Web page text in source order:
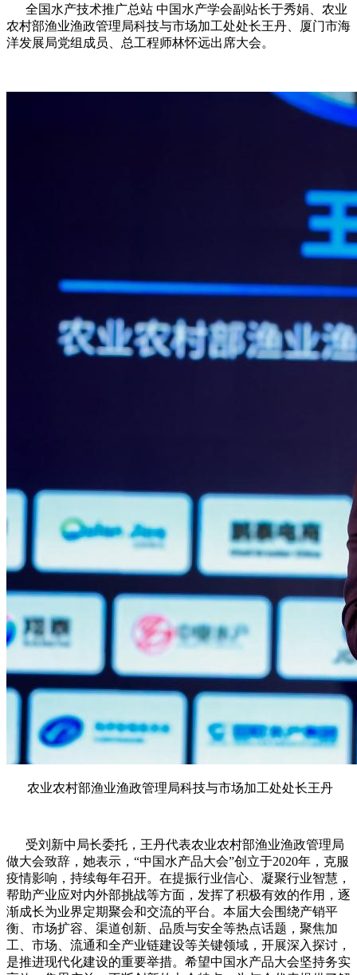
全国水产技术推广总站 中国水产学会副站长于秀娟、农业
农村部渔业渔政管理局科技与市场加工处处长王丹、厦门市海
洋发展局党组成员、总工程师林怀远出席大会。
农业农村部渔业渔政管理局科技与市场加工处处长王丹
受刘新中局长委托，王丹代表农业农村部渔业渔政管理局
做大会致辞，她表示，“中国水产品大会”创立于2020年，克服
疫情影响，持续每年召开。在提振行业信心、凝聚行业智慧，
帮助产业应对内外部挑战等方面，发挥了积极有效的作用，逐
渐成长为业界定期聚会和交流的平台。本届大会围绕产销平
衡、市场扩容、渠道创新、品质与安全等热点话题，聚焦加
工、市场、流通和全产业链建设等关键领域，开展深入探讨，
是推进现代化建设的重要举措。希望中国水产品大会坚持务实